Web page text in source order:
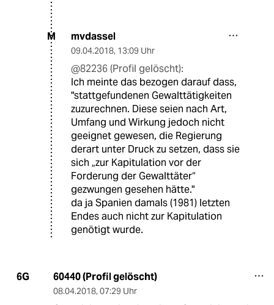
M mvdassel
09.04.2018, 13:09 Uhr
@82236 (Profil gelöscht):
Ich meinte das bezogen darauf dass,
"stattgefundenen Gewalttätigkeiten
zuzurechnen. Diese seien nach Art,
Umfang und Wirkung jedoch nicht
geeignet gewesen, die Regierung
derart unter Druck zu setzen, dass sie
sich „zur Kapitulation vor der
Forderung der Gewalttäter“
gezwungen gesehen hätte."
da ja Spanien damals (1981) letzten
Endes auch nicht zur Kapitulation
genötigt wurde.
6G 60440 (Profil gelöscht)
08.04.2018, 07:29 Uhr